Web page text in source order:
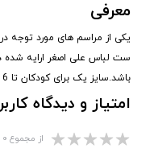
معرفی
یکی از مراسم های مورد توجه
ست لباس علی اصغر ارایه
باشد.سایز یک برای کودکان تا 6 ماه و سایز 2 برای کودکان 6 تا 9 ماهه مناسب می باشد.
امتیاز و دیدگاه
از مجموع ۰ امتیاز